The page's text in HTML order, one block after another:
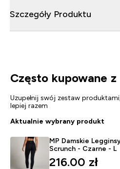
Szczegóły Produktu
Często kupowane z
Uzupełnij swój zestaw
lepiej razem
Aktualnie wybrany produkt
MP Damskie
Scrunch - Czarne - L
216.00 zł‎